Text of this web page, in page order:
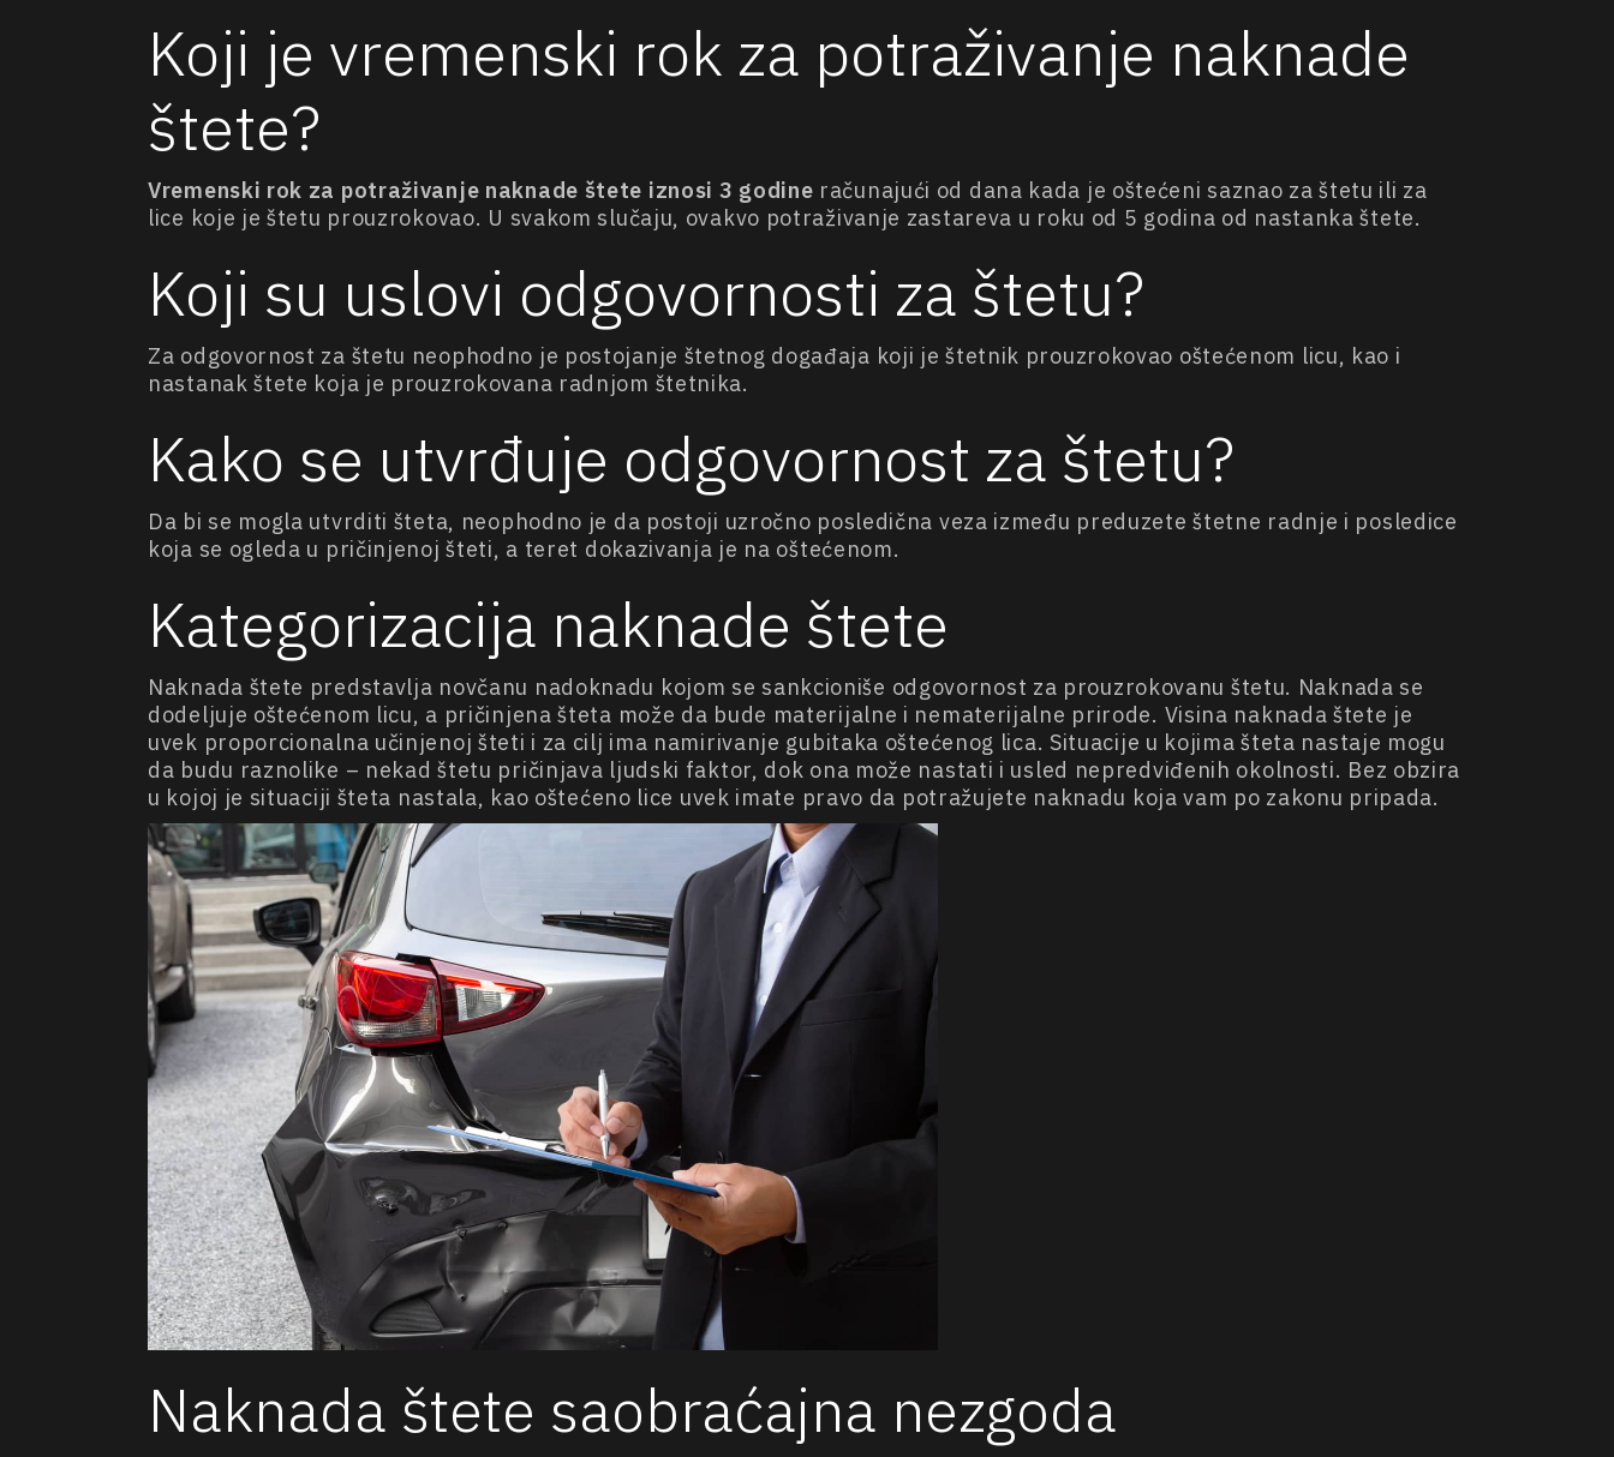
Koji je vremenski rok za potraživanje naknade
štete?
Vremenski rok za potraživanje naknade štete iznosi 3 godine računajući od dana kada je oštećeni saznao za štetu ili za
lice koje je štetu prouzrokovao. U svakom slučaju, ovakvo potraživanje zastareva u roku od 5 godina od nastanka štete.
Koji su uslovi odgovornosti za štetu?
Za odgovornost za štetu neophodno je postojanje štetnog događaja koji je štetnik prouzrokovao oštećenom licu, kao i
nastanak štete koja je prouzrokovana radnjom štetnika.
Kako se utvrđuje odgovornost za štetu?
Da bi se mogla utvrditi šteta, neophodno je da postoji uzročno posledična veza između preduzete štetne radnje i posledice
koja se ogleda u pričinjenoj šteti, a teret dokazivanja je na oštećenom.
Kategorizacija naknade štete
Naknada štete predstavlja novčanu nadoknadu kojom se sankcioniše odgovornost za prouzrokovanu štetu. Naknada se
dodeljuje oštećenom licu, a pričinjena šteta može da bude materijalne i nematerijalne prirode. Visina naknada štete je
uvek proporcionalna učinjenoj šteti i za cilj ima namirivanje gubitaka oštećenog lica. Situacije u kojima šteta nastaje mogu
da budu raznolike – nekad štetu pričinjava ljudski faktor, dok ona može nastati i usled nepredviđenih okolnosti. Bez obzira
u kojoj je situaciji šteta nastala, kao oštećeno lice uvek imate pravo da potražujete naknadu koja vam po zakonu pripada.
Naknada štete saobraćajna nezgoda